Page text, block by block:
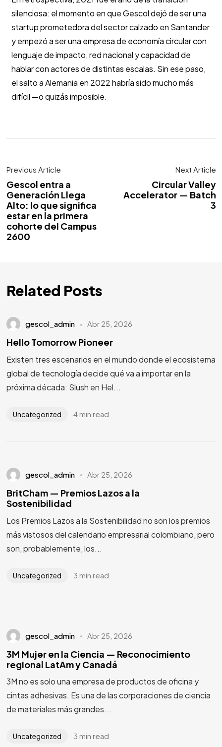
silenciosa: el momento en que Gescol dejó de ser una
startup prometedora del sector calzado en Santander
y empezó a ser una empresa de economía circular con
lenguaje de impacto, red nacional y capacidad de
hablar con actores de distintas escalas. Sin ese paso,
el salto a Alemania en 2022 habría sido mucho más
difícil —o quizás imposible.
Previous Article
Gescol entra a
Generación Llega
Alto: lo que significa
estar en la primera
cohorte del Campus
2600
Next Article
Circular Valley
Accelerator — Batch
3
Related Posts
gescol_admin Abr 25, 2026
Hello Tomorrow Pioneer
Existen tres escenarios en el mundo donde el ecosistema
global de tecnología decide qué va a importar en la
próxima década: Slush en Hel...
Uncategorized 4 min read
gescol_admin Abr 25, 2026
BritCham — Premios Lazos a la
Sostenibilidad
Los Premios Lazos a la Sostenibilidad no son los premios
más vistosos del calendario empresarial colombiano, pero
son, probablemente, los...
Uncategorized 3 min read
gescol_admin Abr 25, 2026
3M Mujer en la Ciencia — Reconocimiento
regional LatAm y Canadá
3M no es solo una empresa de productos de oficina y
cintas adhesivas. Es una de las corporaciones de ciencia
de materiales más grandes...
Uncategorized 3 min read